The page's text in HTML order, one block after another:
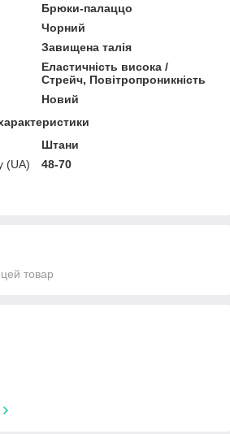
Брюки-палаццо
Чорний
Завищена талія
Еластичність висока /
Стрейч, Повітропроникність
Новий
Штани
(UA)
48-70
товар